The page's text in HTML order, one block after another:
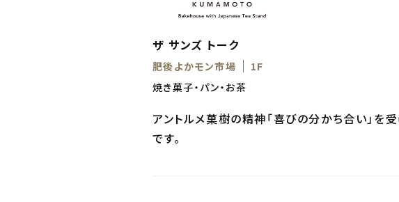
ザ サンズ トーク
肥後よかモン市場
1F
焼き菓子・パン・お茶
アントルメ菓樹の精神「喜びの分かち合い」を
です。